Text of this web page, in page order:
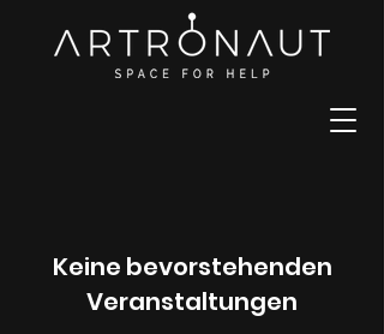
Keine bevorstehenden
Veranstaltungen